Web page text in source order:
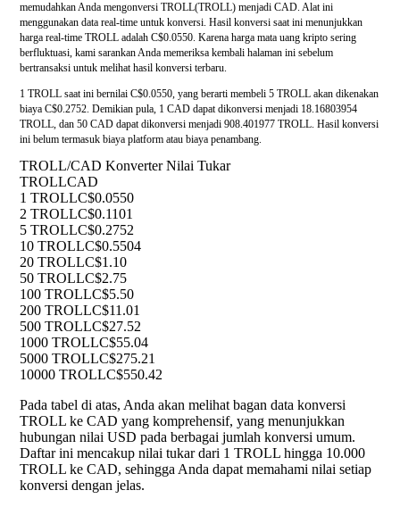
memudahkan Anda mengonversi TROLL(TROLL) menjadi CAD. Alat ini
menggunakan data real-time untuk konversi. Hasil konversi saat ini menunjukkan
harga real-time TROLL adalah C$0.0550. Karena harga mata uang kripto sering
berfluktuasi, kami sarankan Anda memeriksa kembali halaman ini sebelum
bertransaksi untuk melihat hasil konversi terbaru.
1 TROLL saat ini bernilai C$0.0550, yang berarti membeli 5 TROLL akan dikenakan
biaya C$0.2752. Demikian pula, 1 CAD dapat dikonversi menjadi 18.16803954
TROLL, dan 50 CAD dapat dikonversi menjadi 908.401977 TROLL. Hasil konversi
ini belum termasuk biaya platform atau biaya penambang.
TROLL/CAD Konverter Nilai Tukar
TROLLCAD
1 TROLLC$0.0550
2 TROLLC$0.1101
5 TROLLC$0.2752
10 TROLLC$0.5504
20 TROLLC$1.10
50 TROLLC$2.75
100 TROLLC$5.50
200 TROLLC$11.01
500 TROLLC$27.52
1000 TROLLC$55.04
5000 TROLLC$275.21
10000 TROLLC$550.42
Pada tabel di atas, Anda akan melihat bagan data konversi
TROLL ke CAD yang komprehensif, yang menunjukkan
hubungan nilai USD pada berbagai jumlah konversi umum.
Daftar ini mencakup nilai tukar dari 1 TROLL hingga 10.000
TROLL ke CAD, sehingga Anda dapat memahami nilai setiap
konversi dengan jelas.